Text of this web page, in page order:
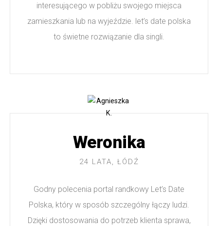
interesującego w pobliżu swojego miejsca
zamieszkania lub na wyjeździe. let’s date polska
to świetne rozwiązanie dla singli.
Weronika
24 LATA, ŁÓDŹ
Godny polecenia portal randkowy Let’s Date
Polska, który w sposób szczególny łączy ludzi.
Dzięki dostosowania do potrzeb klienta sprawa,